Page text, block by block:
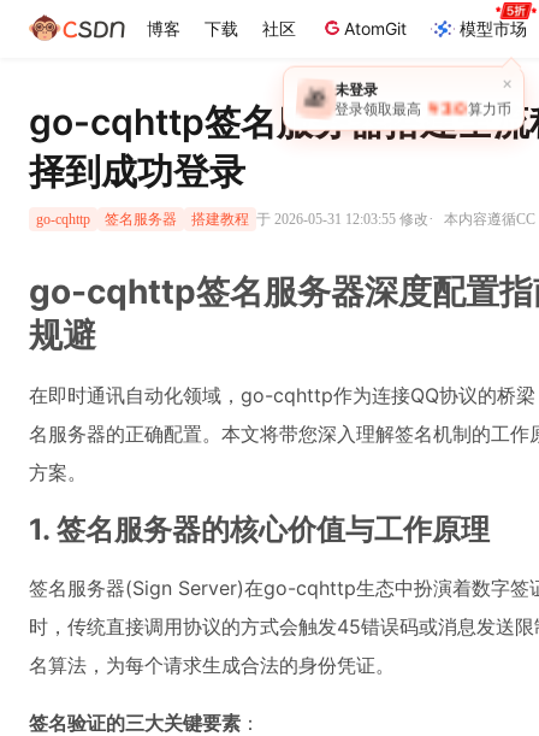
博客 下载 社区 AtomGit 模型市场
×
🎁 未登录
登录领取最高 ￥30 算力币
go-cqhttp签名服务器搭建全流
择到成功登录
go-cqhttp 签名服务器 搭建教程 于 2026-05-31 12:03:55 修改· 本内容遵循
go-cqhttp签名服务器深度配置指
规避
在即时通讯自动化领域，go-cqhttp作为连接QQ协议的桥
名服务器的正确配置。本文将带您深入理解签名机制的工
方案。
1. 签名服务器的核心价值与工作原理
签名服务器(Sign Server)在go-cqhttp生态中扮演着数字签
时，传统直接调用协议的方式会触发45错误码或消息发送
名算法，为每个请求生成合法的身份凭证。
签名验证的三大关键要素 ：